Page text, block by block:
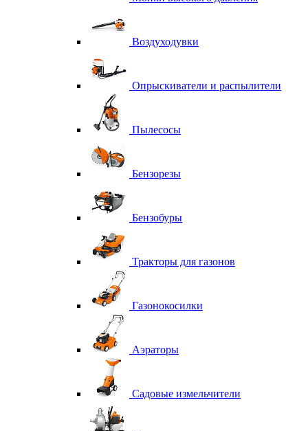
Воздуходувки
Опрыскиватели и распылители
Пылесосы
Бензорезы
Бензобуры
Тракторы для газонов
Газонокосилки
Аэраторы
Садовые измельчители